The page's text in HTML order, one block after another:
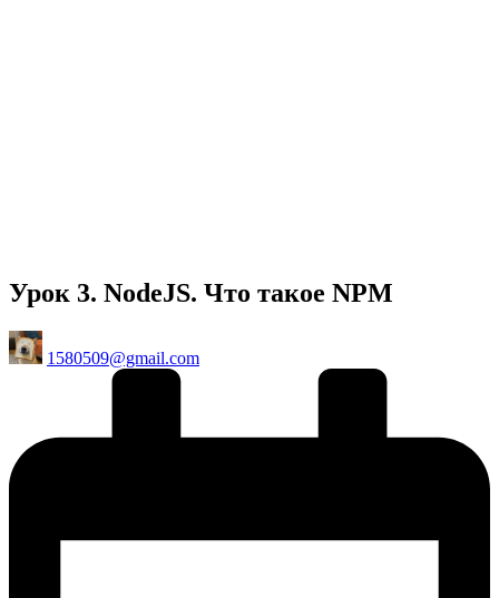
Урок 3. NodeJS. Что такое NPM
Posted
by
1580509@gmail.com